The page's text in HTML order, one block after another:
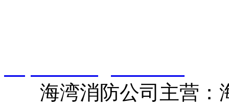
海湾消防公司主营：